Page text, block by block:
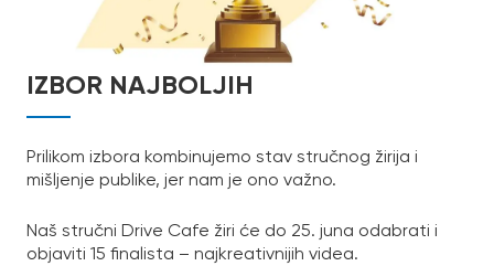
IZBOR NAJBOLJIH
Prilikom izbora kombinujemo stav stručnog žirija i
mišljenje publike, jer nam je ono važno.
Naš stručni Drive Cafe žiri će do 25. juna odabrati i
objaviti 15 finalista – najkreativnijih videa.